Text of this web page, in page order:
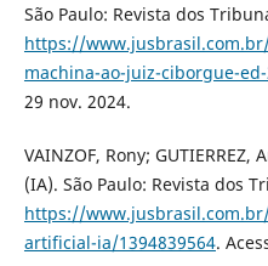
São Paulo: Revista dos
https://
machina-ao-juiz-ciborgue-
29 nov. 2024.
VAINZOF, Rony;
(IA). São Paulo: Revista dos
https://
artificial-ia/1394839564.